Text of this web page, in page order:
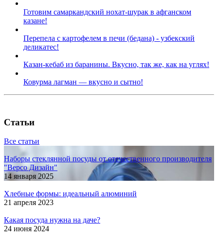
Готовим самаркандский нохат-шурак в афганском
казане!
Перепела с картофелем в печи (бедана) - узбекский
деликатес!
Казан-кебаб из баранины. Вкусно, так же, как на углях!
Ковурма лагман — вкусно и сытно!
Статьи
Все статьи
Наборы стеклянной посуды от отечественного производителя
"Версо Дизайн"
14 января 2025
Хлебные формы: идеальный алюминий
21 апреля 2023
Какая посуда нужна на даче?
24 июня 2024